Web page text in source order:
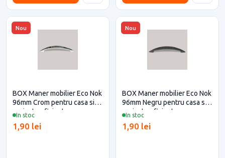
Nou
In stoc
BOX Maner mobilier Eco Nok
96mm Crom pentru casa si
proiecte eficiente
1,90 lei
Nou
In stoc
BOX Maner mobilier Eco Nok
96mm Negru pentru casa si
proiecte eficiente
1,90 lei